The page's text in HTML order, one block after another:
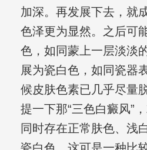
加深。再发展下去，就
色泽更为显然。之后可
色，如同蒙上一层淡淡
展为瓷白色，如同瓷器
候皮肤色素已几乎尽量
提一下那“三色白癜风”
同时存在正常肤色、浅